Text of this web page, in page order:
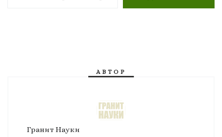
АВТОР
Гранит Науки